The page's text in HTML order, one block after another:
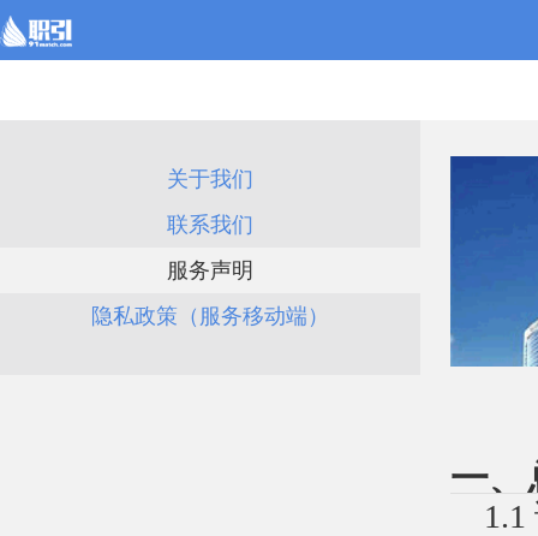
关于我们
联系我们
服务声明
隐私政策（服务移动端）
一、